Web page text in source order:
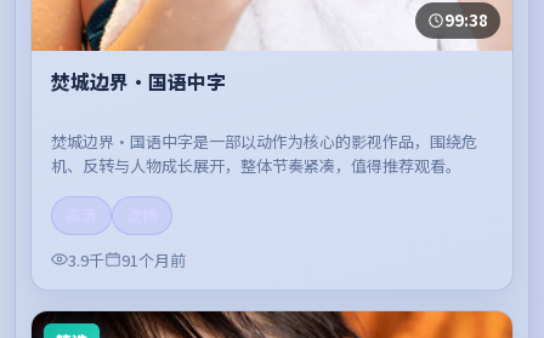
99:38
焚城边界·国语中字
焚城边界·国语中字是一部以动作为核心的影视作品，围绕危
机、反转与人物成长展开，整体节奏紧凑，值得推荐观看。
3.9千
91个月前